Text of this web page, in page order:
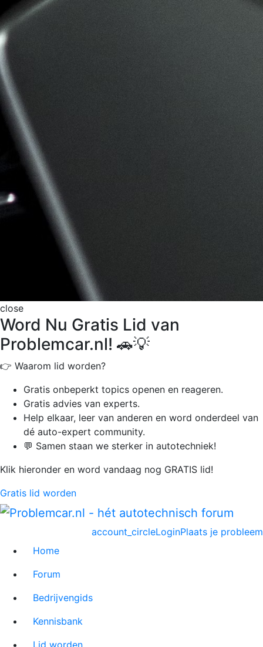
close
Word Nu Gratis Lid van
Problemcar.nl! 🚗💡
👉 Waarom lid worden?
Gratis onbeperkt topics openen en reageren.
Gratis advies van experts.
Help elkaar, leer van anderen en word onderdeel van
dé auto-expert community.
💬 Samen staan we sterker in autotechniek!
Klik hieronder en word vandaag nog GRATIS lid!
Gratis lid worden
Plaats je probleem
account_circleLogin
Home
Forum
Bedrijvengids
Kennisbank
Lid worden